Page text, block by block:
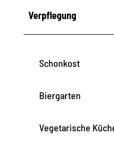
Verpflegung
Schonkost
Biergarten
Vegetarische